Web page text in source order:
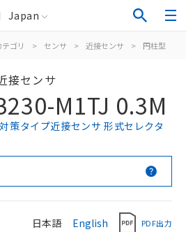
Japan
ゴリ > センサ > 近接センサ > 円柱型
接センサ
M1TJ 0.3M
策タイプ近接センサ 形式セレクタ
日本語 English PDF出力